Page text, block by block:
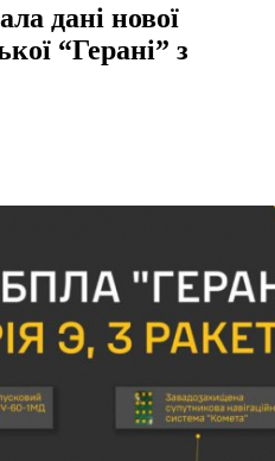
дані нової
“Герані” з